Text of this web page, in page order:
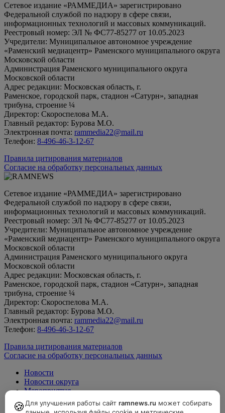
Сетевое издание «РАММЕДИА» зарегистрировано
Федеральной службой по надзору в сфере связи,
информационных технологий и массовых коммуникаций.
Реестровый номер: ЭЛ № ФС77-85277 от 10.05.2023
Учредители: Муниципальное автономное учреждение
«Раменский медиацентр» Раменского муниципального округа
Московской области
Администрация Раменского муниципального округа
Московской области
Адрес редакции: Московская область, г.
Раменское, городской парк, стадион «Сатурн», западная
трибуна, строение ¼
Директор: Скороспелова М.А.
Главный редактор: Бурова М.О.
Электронная почта: rammedia22@mail.ru
Телефон: 8-496-46-3-12-67
Правила цитирования материалов
Согласие на обработку персональных данных
Сетевое издание «РАММЕДИА» зарегистрировано
Федеральной службой по надзору в сфере связи,
информационных технологий и массовых коммуникаций.
Реестровый номер: ЭЛ № ФС77-85277 от 10.05.2023
Учредители: Муниципальное автономное учреждение
«Раменский медиацентр» Раменского муниципального округа
Московской области
Администрация Раменского муниципального округа
Московской области
Адрес редакции: Московская область, г.
Раменское, городской парк, стадион «Сатурн», западная
трибуна, строение ¼
Директор: Скороспелова М.А.
Главный редактор: Бурова М.О.
Электронная почта: rammedia22@mail.ru
Телефон: 8-496-46-3-12-67
Правила цитирования материалов
Согласие на обработку персональных данных
Новости
Новости округа
Мероприятия
Официально
🍪 Для улучшения работы сайт ramnews.ru может собирать